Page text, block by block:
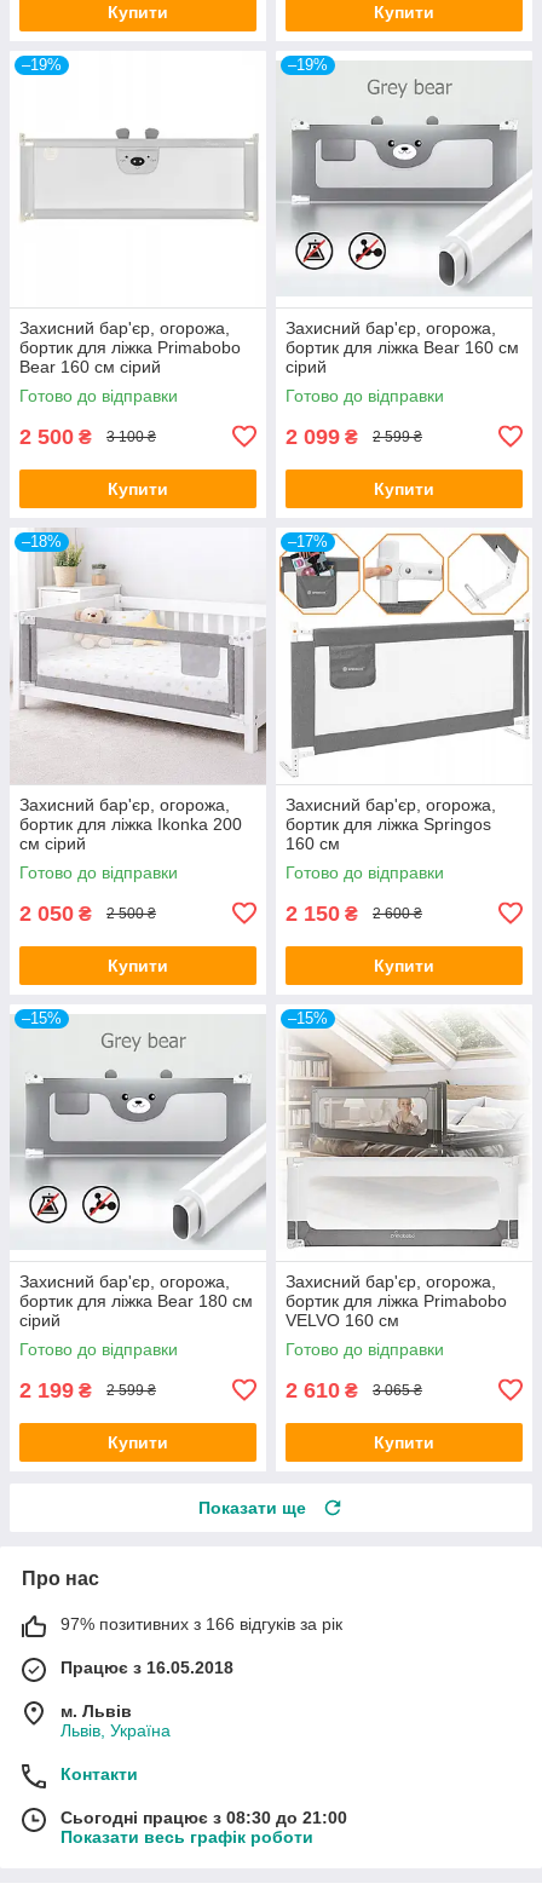
Купити Купити
–19%
Захисний бар'єр, огорожа,
бортик для ліжка Primabobo
Bear 160 см сірий
Готово до відправки
2 500 ₴ 3 100 ₴
Купити
–19%
Захисний бар'єр, огорожа,
бортик для ліжка Bear 160 см
сірий
Готово до відправки
2 099 ₴ 2 599 ₴
Купити
–18%
Захисний бар'єр, огорожа,
бортик для ліжка Ikonka 200
см сірий
Готово до відправки
2 050 ₴ 2 500 ₴
Купити
–17%
Захисний бар'єр, огорожа,
бортик для ліжка Springos
160 см
Готово до відправки
2 150 ₴ 2 600 ₴
Купити
–15%
Захисний бар'єр, огорожа,
бортик для ліжка Bear 180 см
сірий
Готово до відправки
2 199 ₴ 2 599 ₴
Купити
–15%
Захисний бар'єр, огорожа,
бортик для ліжка Primabobo
VELVO 160 см
Готово до відправки
2 610 ₴ 3 065 ₴
Купити
Показати ще
Про нас
97% позитивних з 166 відгуків за рік
Працює з 16.05.2018
м. Львів
Львів, Україна
Контакти
Сьогодні працює з 08:30 до 21:00
Показати весь графік роботи